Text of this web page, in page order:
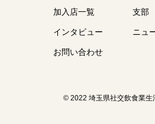
加入店一覧 支部
インタビュー ニュ
お問い合わせ
© 2022 埼玉県社交飲食業生